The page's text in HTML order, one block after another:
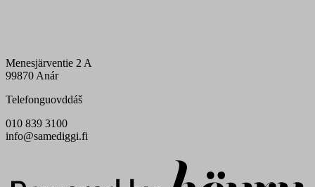
Menesjärventie 2 A
99870 Anár
Telefonguovddáš
010 839 3100
info@samediggi.fi